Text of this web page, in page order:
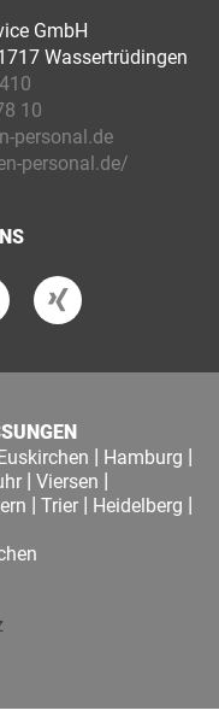
GmbH
Wassertrüdingen
10
personal.de
personal.de/
| Hamburg |
| Viersen |
| Trier | Heidelberg |